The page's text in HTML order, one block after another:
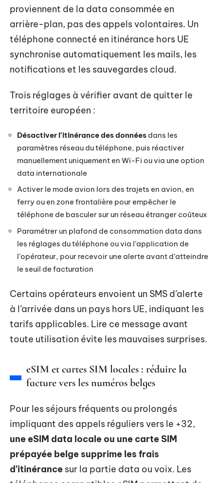
proviennent de la data consommée en
arrière-plan, pas des appels volontaires. Un
téléphone connecté en itinérance hors UE
synchronise automatiquement les mails, les
notifications et les sauvegardes cloud.
Trois réglages à vérifier avant de quitter le
territoire européen :
Désactiver l’itinérance des données dans les
paramètres réseau du téléphone, puis réactiver
manuellement uniquement en Wi-Fi ou via une option
data internationale
Activer le mode avion lors des trajets en avion, en
ferry ou en zone frontalière pour empêcher le
téléphone de basculer sur un réseau étranger coûteux
Paramétrer un plafond de consommation data dans
les réglages du téléphone ou via l’application de
l’opérateur, pour recevoir une alerte avant d’atteindre
le seuil de facturation
Certains opérateurs envoient un SMS d’alerte
à l’arrivée dans un pays hors UE, indiquant les
tarifs applicables. Lire ce message avant
toute utilisation évite les mauvaises surprises.
eSIM et cartes SIM locales : réduire la
facture vers les numéros belges
Pour les séjours fréquents ou prolongés
impliquant des appels réguliers vers le +32,
une eSIM data locale ou une carte SIM
prépayée belge supprime les frais
d’itinérance sur la partie data ou voix. Les